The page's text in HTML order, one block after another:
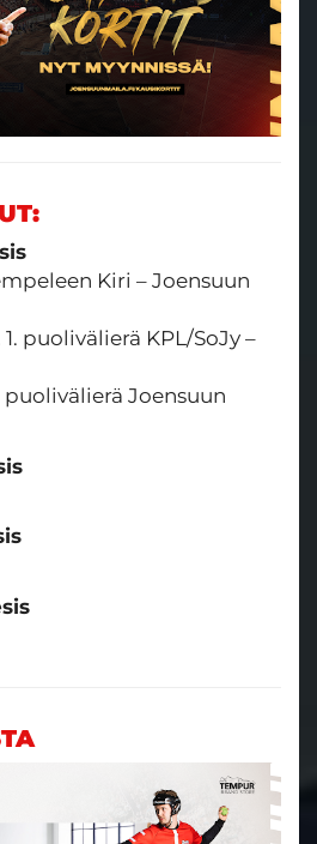
Kiri – Joensuun
1. puolivälierä KPL/SoJy –
puolivälierä Joensuun